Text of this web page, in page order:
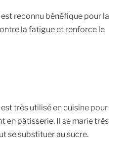
reconnu bénéfique pour la
la fatigue et renforce le
très utilisé en cuisine pour
en pâtisserie. Il se marie très
se substituer au sucre.